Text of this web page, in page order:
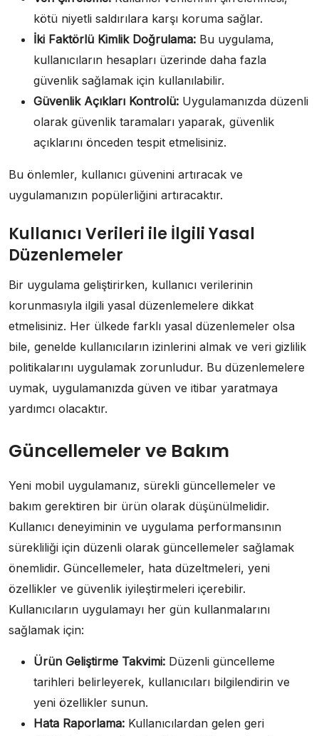
kötü niyetli saldırılara karşı koruma sağlar.
İki Faktörlü Kimlik Doğrulama: Bu uygulama,
kullanıcıların hesapları üzerinde daha fazla
güvenlik sağlamak için kullanılabilir.
Güvenlik Açıkları Kontrolü: Uygulamanızda düzenli
olarak güvenlik taramaları yaparak, güvenlik
açıklarını önceden tespit etmelisiniz.
Bu önlemler, kullanıcı güvenini artıracak ve
uygulamanızın popülerliğini artıracaktır.
Kullanıcı Verileri ile İlgili Yasal
Düzenlemeler
Bir uygulama geliştirirken, kullanıcı verilerinin
korunmasıyla ilgili yasal düzenlemelere dikkat
etmelisiniz. Her ülkede farklı yasal düzenlemeler olsa
bile, genelde kullanıcıların izinlerini almak ve veri gizlilik
politikalarını uygulamak zorunludur. Bu düzenlemelere
uymak, uygulamanızda güven ve itibar yaratmaya
yardımcı olacaktır.
Güncellemeler ve Bakım
Yeni mobil uygulamanız, sürekli güncellemeler ve
bakım gerektiren bir ürün olarak düşünülmelidir.
Kullanıcı deneyiminin ve uygulama performansının
sürekliliği için düzenli olarak güncellemeler sağlamak
önemlidir. Güncellemeler, hata düzeltmeleri, yeni
özellikler ve güvenlik iyileştirmeleri içerebilir.
Kullanıcıların uygulamayı her gün kullanmalarını
sağlamak için:
Ürün Geliştirme Takvimi: Düzenli güncelleme
tarihleri belirleyerek, kullanıcıları bilgilendirin ve
yeni özellikler sunun.
Hata Raporlama: Kullanıcılardan gelen geri